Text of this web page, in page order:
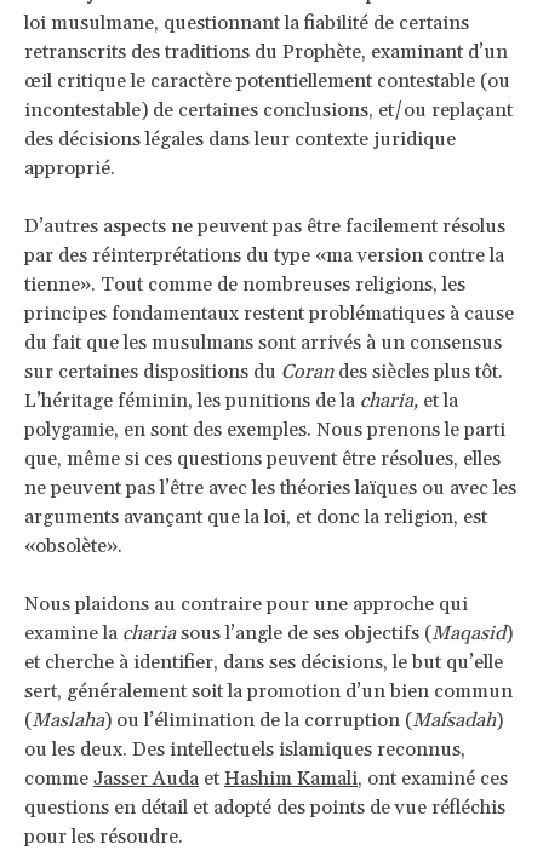
loi musulmane, questionnant la fiabilité de certains
retranscrits des traditions du Prophète, examinant d’un
œil critique le caractère potentiellement contestable (ou
incontestable) de certaines conclusions, et/ou replaçant
des décisions légales dans leur contexte juridique
approprié.
D’autres aspects ne peuvent pas être facilement résolus
par des réinterprétations du type «ma version contre la
tienne». Tout comme de nombreuses religions, les
principes fondamentaux restent problématiques à cause
du fait que les musulmans sont arrivés à un consensus
sur certaines dispositions du Corandes siècles plus tôt.
L’héritage féminin, les punitions de la charia, et la
polygamie, en sont des exemples. Nous prenons le parti
que, même si ces questions peuvent être résolues, elles
ne peuvent pas l’être avec les théories laïques ou avec les
arguments avançant que la loi, et donc la religion, est
«obsolète».
Nous plaidons au contraire pour une approche qui
examine la chariasous l’angle de ses objectifs (Maqasid)
et cherche à identifier, dans ses décisions, le but qu’elle
sert, généralement soit la promotion d’un bien commun
(Maslaha) ou l’élimination de la corruption (Mafsadah)
ou les deux. Des intellectuels islamiques reconnus,
comme Jasser Auda et Hashim Kamali, ont examiné ces
questions en détail et adopté des points de vue réfléchis
pour les résoudre.